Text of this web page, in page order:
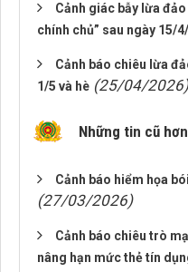
Cảnh giác bẫy lừa
chính chủ” sau ngày 15/
Cảnh báo chiêu lừa
1/5 và hè (25/04/2026)
Những tin cũ hơn
Cảnh báo hiểm họa
(27/03/2026)
Cảnh báo chiêu trò
nâng hạn mức thẻ tín